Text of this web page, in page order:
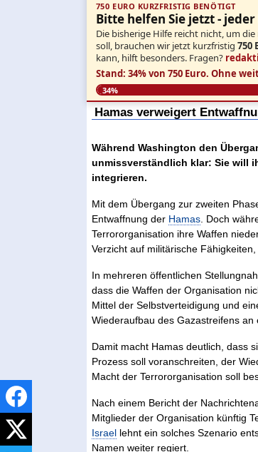
750 EURO KURZFRISTIG BENÖTIGT
Bitte helfen Sie jetzt -
Die bisherige Hilfe reicht nicht, um
soll, brauchen wir jetzt kurzfristig 750
kann, hilft besonders. Fragen?
Stand: 34% von 750 Euro. Ohne
34%
Hamas verweigert
Während Washington den
unmissverständlich klar: Sie will
integrieren.
Mit dem Übergang zur zweiten
Entwaffnung der Hamas . Doch
Terrororganisation ihre Waffen
Verzicht auf militärische
In mehreren öffentlichen
dass die Waffen der Organisation
Mittel der Selbstverteidigung und
Wiederaufbau des Gazastreifens an
Damit macht Hamas deutlich, dass
Prozess soll voranschreiten, der
Macht der Terrororganisation soll
Nach einem Bericht der
Mitglieder der Organisation künftig
Israel lehnt ein solches Szenario
Namen weiter regiert.